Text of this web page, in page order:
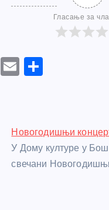
Гласање за
Pi
st
E
Новогодишњи
У Дому културе у
свечани